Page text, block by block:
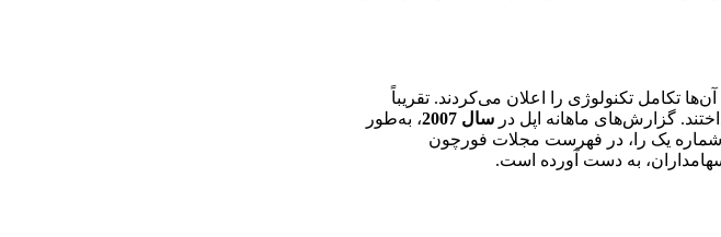
تکامل تکنولوژی را اعلان می‌کردند. تقریباً
گزارش‌های ماهانه اپل در سال 2007
، به‌طور
شماره یک را، در فهرست مجلات فورچون
به دست آورده است.